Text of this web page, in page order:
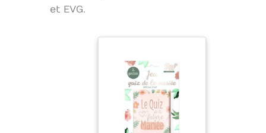
et EVG.